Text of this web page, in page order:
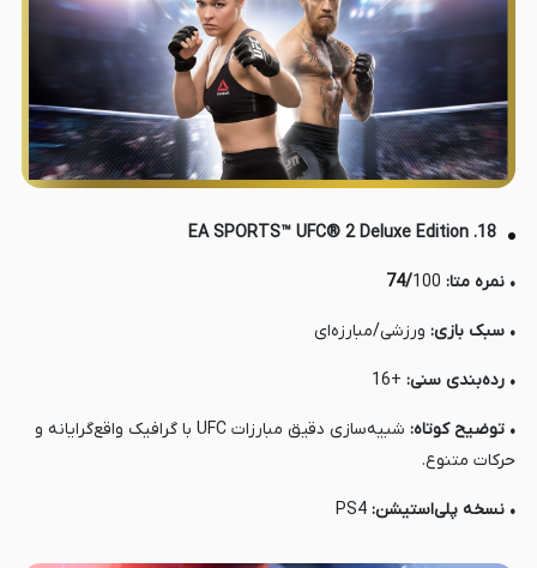
18. EA SPORTS™ UFC® 2 Deluxe Edition
• نمره متا: 74/100
• سبک بازی: ورزشی/مبارزه‌ای
• رده‌بندی سنی: +16
• توضیح کوتاه:
شبیه‌سازی دقیق مبارزات UFC با گرافیک واقع‌گرایانه و
حرکات متنوع.
• نسخه پلی‌استیشن: PS4